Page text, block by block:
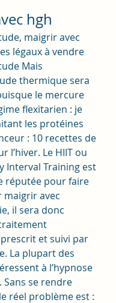
hgh
maigrir avec
légaux à vendre
Mais
thermique sera
le mercure
flexitarien : je
les protéines
: 10 recettes de
l’hiver. Le HIIT ou
Interval Training est
réputée pour faire
maigrir avec
il sera donc
et suivi par
La plupart des
à l’hypnose
se rendre
réel problème est :